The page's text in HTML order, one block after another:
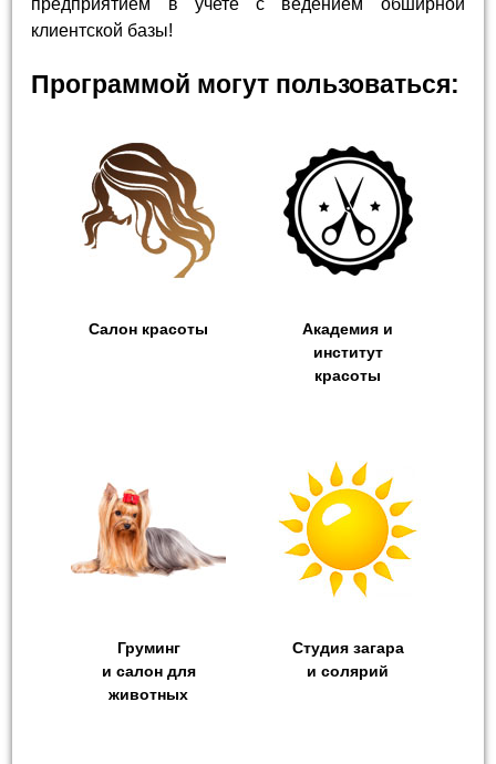
клиентской базы!
Программой могут пользоваться:
Салон красоты
Академия и
институт
красоты
Груминг
и салон для
животных
Студия загара
и cолярий